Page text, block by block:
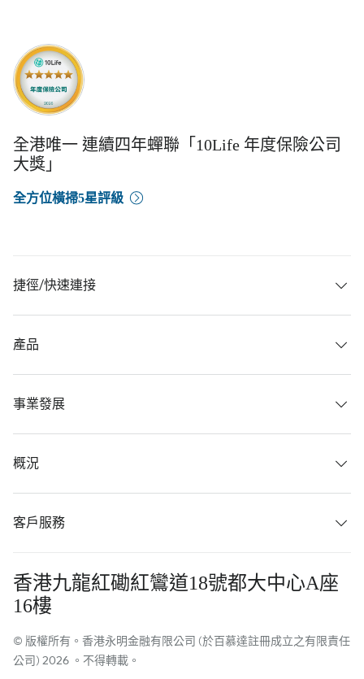
全港唯一 連續四年蟬聯「10Life 年度保險公司
大獎」
全方位橫掃5星評級
捷徑/快速連接
產品
事業發展
概況
客戶服務
香港九龍紅磡紅鸞道18號都大中心A座
16樓
© 版權所有。香港永明金融有限公司 (於百慕達註冊成立之有限責任
公司) 2026 。不得轉載。